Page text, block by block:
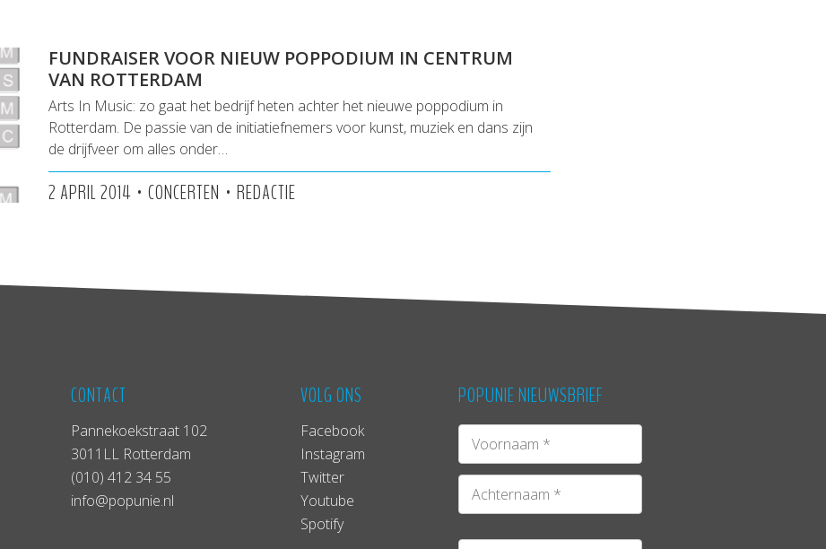
FUNDRAISER VOOR NIEUW POPPODIUM IN CENTRUM
VAN ROTTERDAM
Arts In Music: zo gaat het bedrijf heten achter het nieuwe poppodium in
Rotterdam. De passie van de initiatiefnemers voor kunst, muziek en dans zijn
de drijfveer om alles onder…
2 APRIL 2014 • CONCERTEN • REDACTIE
CONTACT
Pannekoekstraat 102
3011LL Rotterdam
(010) 412 34 55
info@popunie.nl
VOLG ONS
Facebook
Instagram
Twitter
Youtube
Spotify
POPUNIE NIEUWSBRIEF